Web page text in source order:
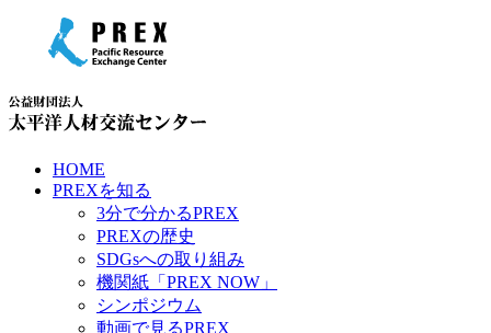
HOME
PREXを知る
3分で分かるPREX
PREXの歴史
SDGsへの取り組み
機関紙「PREX NOW」
シンポジウム
動画で見るPREX